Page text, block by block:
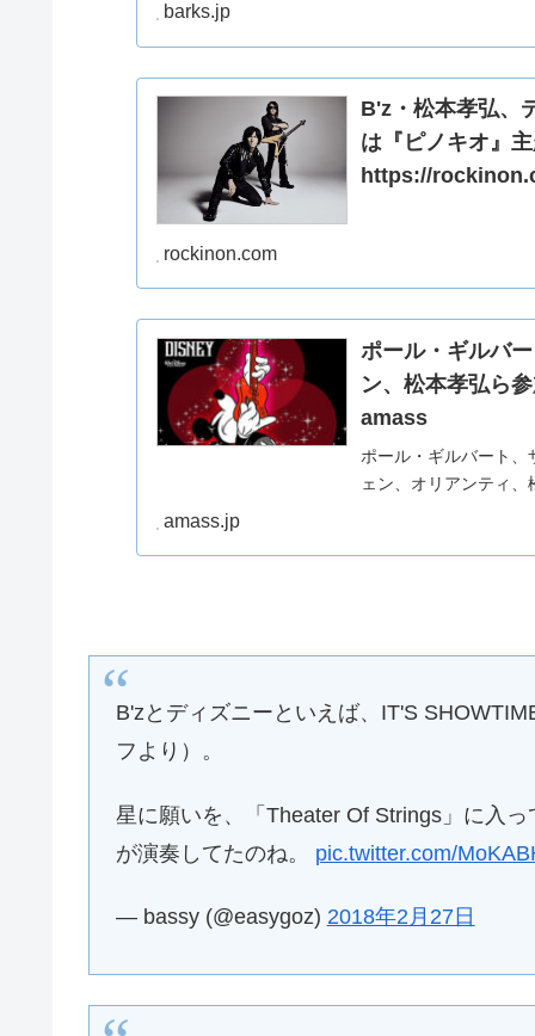
barks.jp
B'z・松本孝弘、
は『ピノキオ』
https://
rockinon.com
ポール・ギルバ
ン、松本孝弘ら
amass
ポール・ギルバート
ェン、オリアンティ
amass.jp
B'zとディズニーといえば、IT'S
フより）。
星に願いを、「Theater Of Strings」に入
が演奏してたのね。 pic.twitter.com/
— bassy (@easygoz) 2018年2月27日